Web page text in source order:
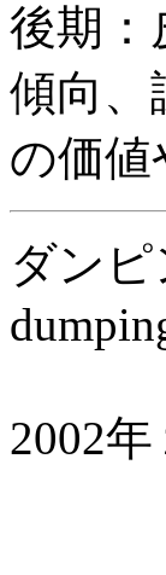
後期：
傾向、
の価値
ダン
2002